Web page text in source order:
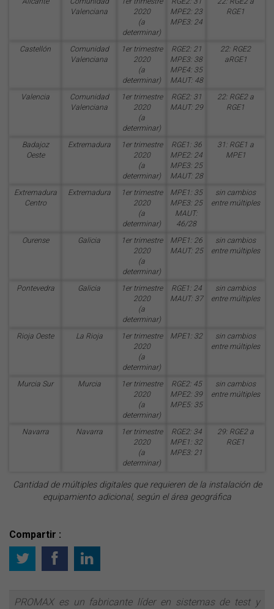
Valenciana
2020
(a
determinar)
MPE2: 23
MPE3: 24
RGE1
Castellón
Comunidad
Valenciana
1er trimestre
2020
(a
determinar)
RGE2: 21
MPE3: 38
MPE4: 35
MAUT: 48
22: RGE2
aRGE1
Valencia
Comunidad
Valenciana
1er trimestre
2020
(a
determinar)
RGE2: 31
MAUT: 29
22: RGE2 a
RGE1
Badajoz
Oeste
Extremadura
1er trimestre
2020
(a
determinar)
RGE1: 36
MPE2: 24
MPE3: 25
MAUT: 28
31: RGE1 a
MPE1
Extremadura
Centro
Extremadura
1er trimestre
2020
(a
determinar)
MPE1: 35
MPE3: 25
MAUT:
46/28
sin cambios
entre múltiples
Ourense Galicia
1er trimestre
2020
(a
determinar)
MPE1: 26
MAUT: 25
sin cambios
entre múltiples
Pontevedra Galicia
1er trimestre
2020
(a
determinar)
RGE1: 24
MAUT: 37
sin cambios
entre múltiples
Rioja Oeste La Rioja
1er trimestre
2020
(a
determinar)
MPE1: 32
sin cambios
entre múltiples
Murcia Sur Murcia
1er trimestre
2020
(a
determinar)
RGE2: 45
MPE2: 39
MPE5: 35
sin cambios
entre múltiples
Navarra Navarra
1er trimestre
2020
(a
determinar)
RGE2: 34
MPE1: 32
MPE3: 21
29: RGE2 a
RGE1
Cantidad de múltiples digitales que requieren de la instalación de
equipamiento adicional, según el área geográfica
Compartir :
PROMAX es un fabricante líder en sistemas de test y